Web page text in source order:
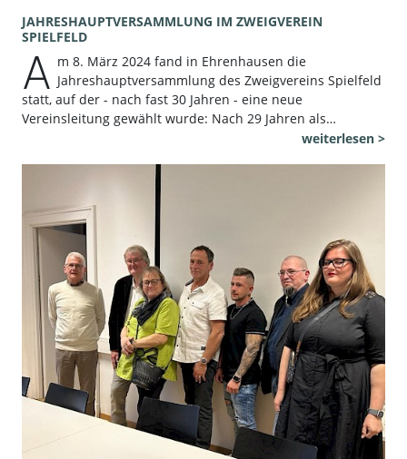
JAHRESHAUPTVERSAMMLUNG IM ZWEIGVEREIN
SPIELFELD
A m 8. März 2024 fand in Ehrenhausen die
Jahreshauptversammlung des Zweigvereins Spielfeld
statt, auf der - nach fast 30 Jahren - eine neue
Vereinsleitung gewählt wurde: Nach 29 Jahren als…
weiterlesen >